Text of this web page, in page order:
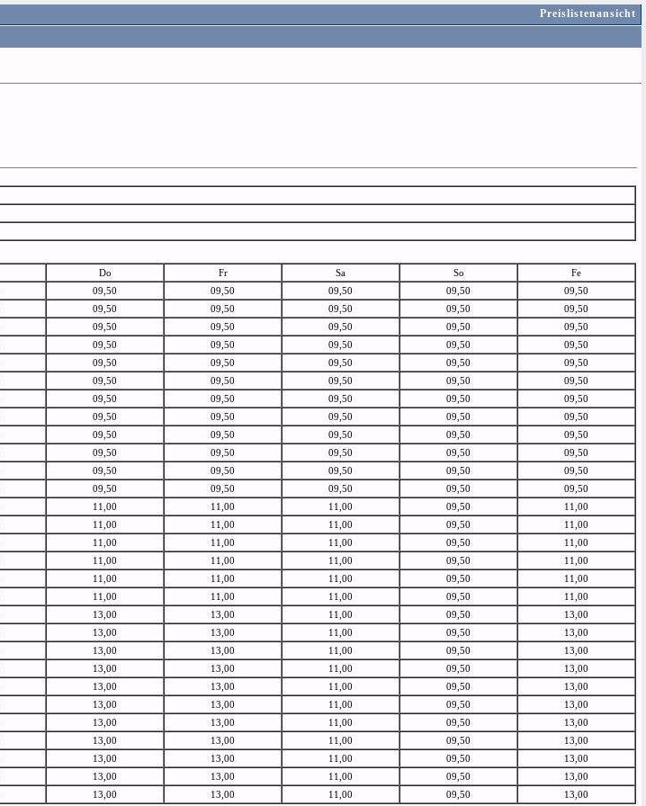
Preislistenansicht
Do Fr Sa So
Fe
09,50 09,50 09,50 09,50
09,50
09,50 09,50 09,50 09,50
09,50
09,50 09,50 09,50 09,50
09,50
09,50 09,50 09,50 09,50
09,50
09,50 09,50 09,50 09,50
09,50
09,50 09,50 09,50 09,50
09,50
09,50 09,50 09,50 09,50
09,50
09,50 09,50 09,50 09,50
09,50
09,50 09,50 09,50 09,50
09,50
09,50 09,50 09,50 09,50
09,50
09,50 09,50 09,50 09,50
09,50
09,50 09,50 09,50 09,50
09,50
11,00 11,00 11,00 09,50
11,00
11,00 11,00 11,00 09,50
11,00
11,00 11,00 11,00 09,50
11,00
11,00 11,00 11,00 09,50
11,00
11,00 11,00 11,00 09,50
11,00
11,00 11,00 11,00 09,50
11,00
13,00 13,00 11,00 09,50
13,00
13,00 13,00 11,00 09,50
13,00
13,00 13,00 11,00 09,50
13,00
13,00 13,00 11,00 09,50
13,00
13,00 13,00 11,00 09,50
13,00
13,00 13,00 11,00 09,50
13,00
13,00 13,00 11,00 09,50
13,00
13,00 13,00 11,00 09,50
13,00
13,00 13,00 11,00 09,50
13,00
13,00 13,00 11,00 09,50
13,00
13,00 13,00 11,00 09,50 13,00